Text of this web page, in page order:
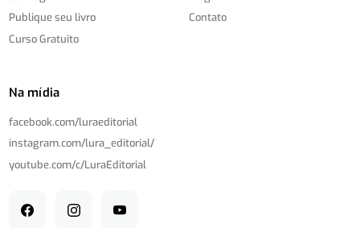
Publique seu livro
Curso Gratuito
Contato
Na mídia
facebook.com/luraeditorial
instagram.com/lura_editorial/
youtube.com/c/LuraEditorial